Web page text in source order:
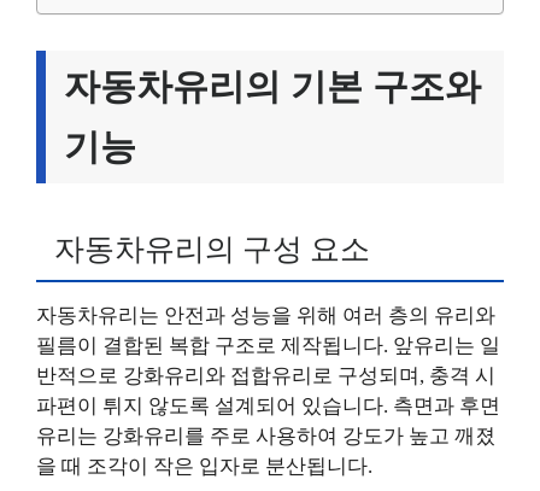
자동차유리의 기본 구조와
기능
자동차유리의 구성 요소
자동차유리는 안전과 성능을 위해 여러 층의 유리와
필름이 결합된 복합 구조로 제작됩니다. 앞유리는 일
반적으로 강화유리와 접합유리로 구성되며, 충격 시
파편이 튀지 않도록 설계되어 있습니다. 측면과 후면
유리는 강화유리를 주로 사용하여 강도가 높고 깨졌
을 때 조각이 작은 입자로 분산됩니다.